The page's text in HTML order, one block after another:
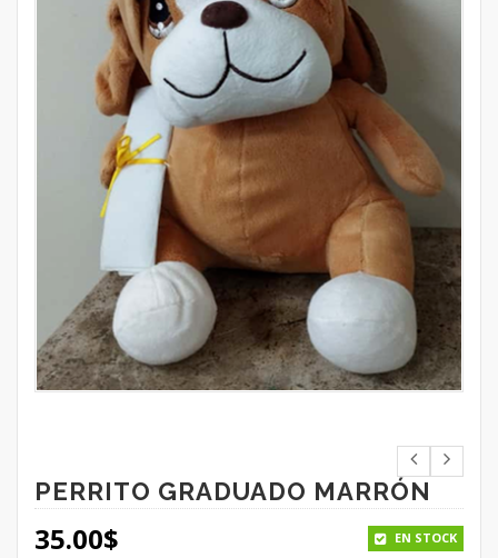
PERRITO GRADUADO MARRÓN
35.00$ EN STOCK